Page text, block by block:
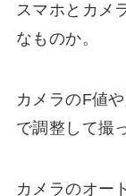
スマホとカメ
なものか。
カメラのF値
で調整して撮
カメラのオー